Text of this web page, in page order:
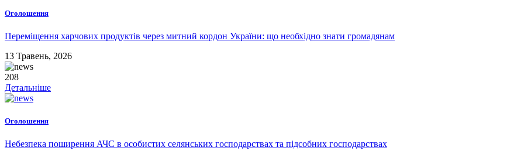
Оголошення
Переміщення харчових продуктів через митний кордон України: що необхідно знати громадянам
13 Травень, 2026
208
Детальніше
Оголошення
Небезпека поширення АЧС в особистих селянських господарствах та підсобних господарствах